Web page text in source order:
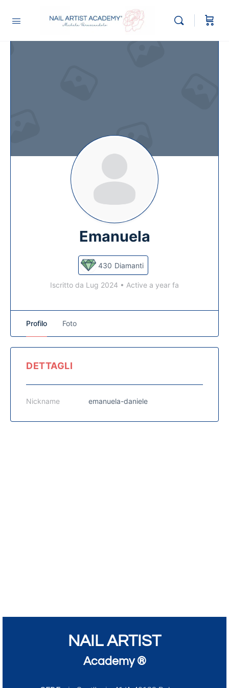
Emanuela
430 Diamanti
Iscritto da Lug 2024 • Active a year fa
Profilo Foto
DETTAGLI
Nickname emanuela-daniele
NAIL ARTIST
Academy ®